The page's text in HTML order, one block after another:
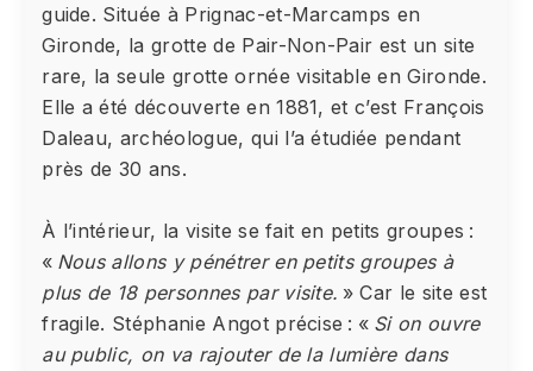
guide. Située à Prignac-et-Marcamps en
Gironde, la grotte de Pair-Non-Pair est un site
rare, la seule grotte ornée visitable en Gironde.
Elle a été découverte en 1881, et c’est François
Daleau, archéologue, qui l’a étudiée pendant
près de 30 ans.
À l’intérieur, la visite se fait en petits groupes :
« Nous allons y pénétrer en petits groupes à
plus de 18 personnes par visite. » Car le site est
fragile. Stéphanie Angot précise : « Si on ouvre
au public, on va rajouter de la lumière dans